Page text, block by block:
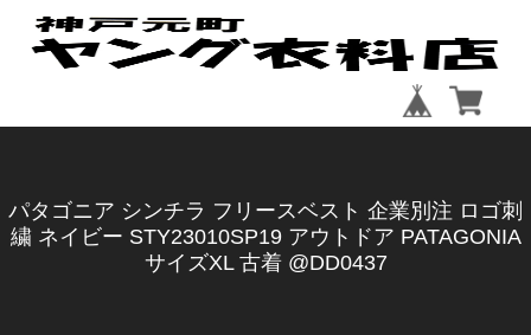
パタゴニア シンチラ フリースベスト 企業別注 ロゴ刺
繍 ネイビー STY23010SP19 アウトドア PATAGONIA
サイズXL 古着 @DD0437